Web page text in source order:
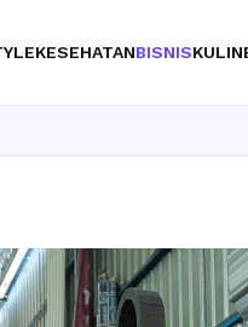
KESEHATANBISNIS
Ingin